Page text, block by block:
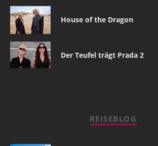
House of the Dragon
Der Teufel trägt Prada 2
REISEBLOG